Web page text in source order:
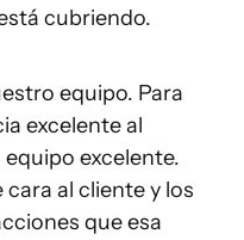
cubriendo.
equipo. Para
excelente al
excelente.
al cliente y los
que esa